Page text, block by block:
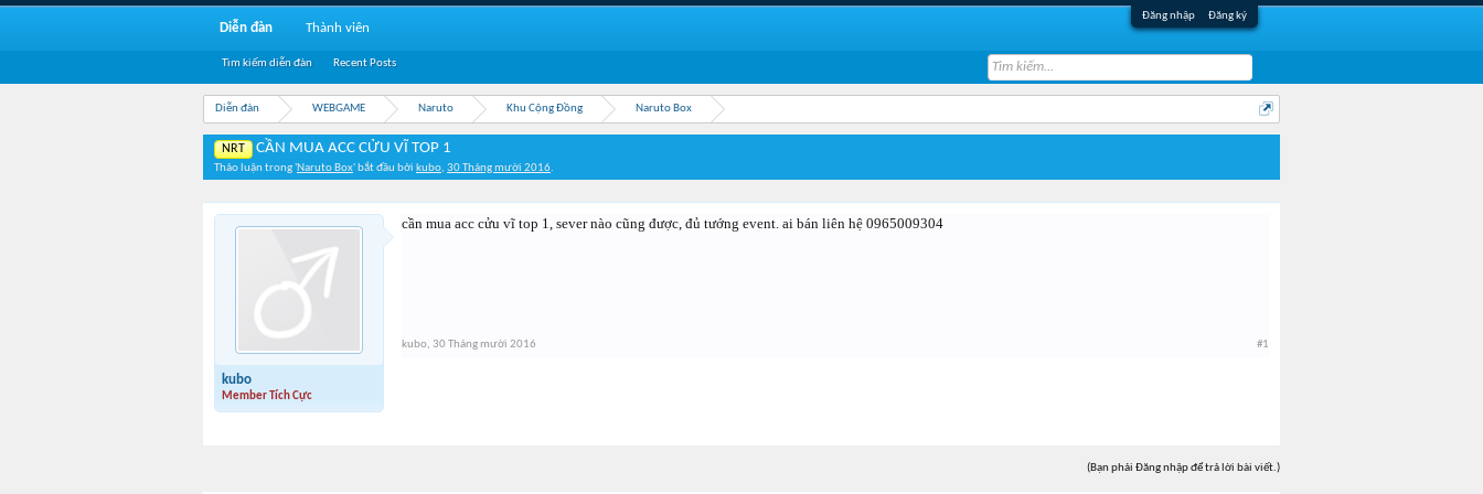
Đăng nhập Đăng ký
Diễn đàn WEBGAME Naruto Khu Cộng Đồng Naruto Box
NRT CẦN MUA ACC CỬU VĨ TOP 1
Thảo luận trong 'Naruto Box' bắt đầu bởi kubo, 30 Tháng mười 2016.
kubo
Member Tích Cực
cần mua acc cửu vĩ top 1, sever nào cũng được, đủ tướng event. ai bán liên hệ 0965009304
kubo, 30 Tháng mười 2016 #1
(Bạn phải Đăng nhập để trả lời bài viết.)
Diễn đàn
Tìm kiếm diễn đàn Recent Posts
Thành viên